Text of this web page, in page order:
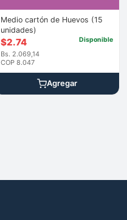
Medio cartón de Huevos (15
unidades)
$2.74
Bs. 2.069,14
COP 8.047
Disponible
Agregar